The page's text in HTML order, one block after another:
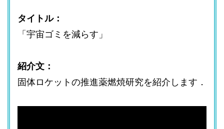
タイトル：
「宇宙ゴミを減らす」
紹介文：
固体ロケットの推進薬燃焼研究を紹介します．